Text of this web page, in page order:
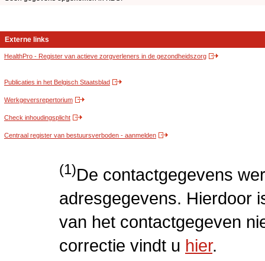
Externe links
HealthPro - Register van actieve zorgverleners in de gezondheidszorg
Publicaties in het Belgisch Staatsblad
Werkgeversrepertorium
Check inhoudingsplicht
Centraal register van bestuursverboden - aanmelden
(1)De contactgegevens
adresgegevens. Hierdoor
van het contactgegeven
correctie vindt u hier.